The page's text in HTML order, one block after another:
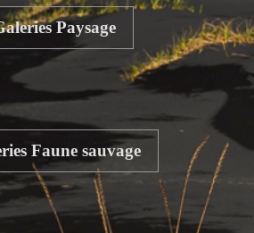
Paysage
Faune sauvage